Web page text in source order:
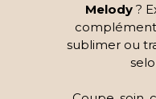
Melody?
sublimer ou